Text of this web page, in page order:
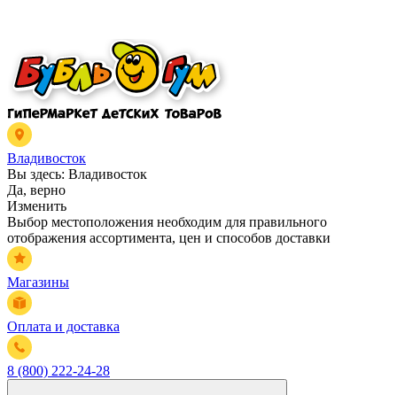
Владивосток
Вы здесь: Владивосток
Да, верно
Изменить
Выбор местоположения необходим для правильного
отображения ассортимента, цен и способов доставки
Магазины
Оплата и доставка
8 (800) 222-24-28